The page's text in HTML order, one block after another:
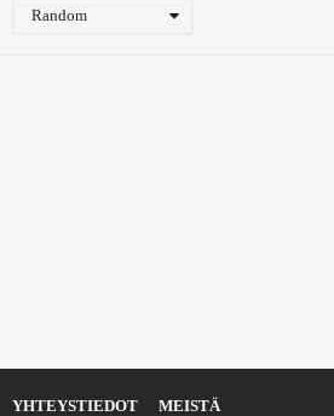
Random
YHTEYSTIEDOT MEISTÄ